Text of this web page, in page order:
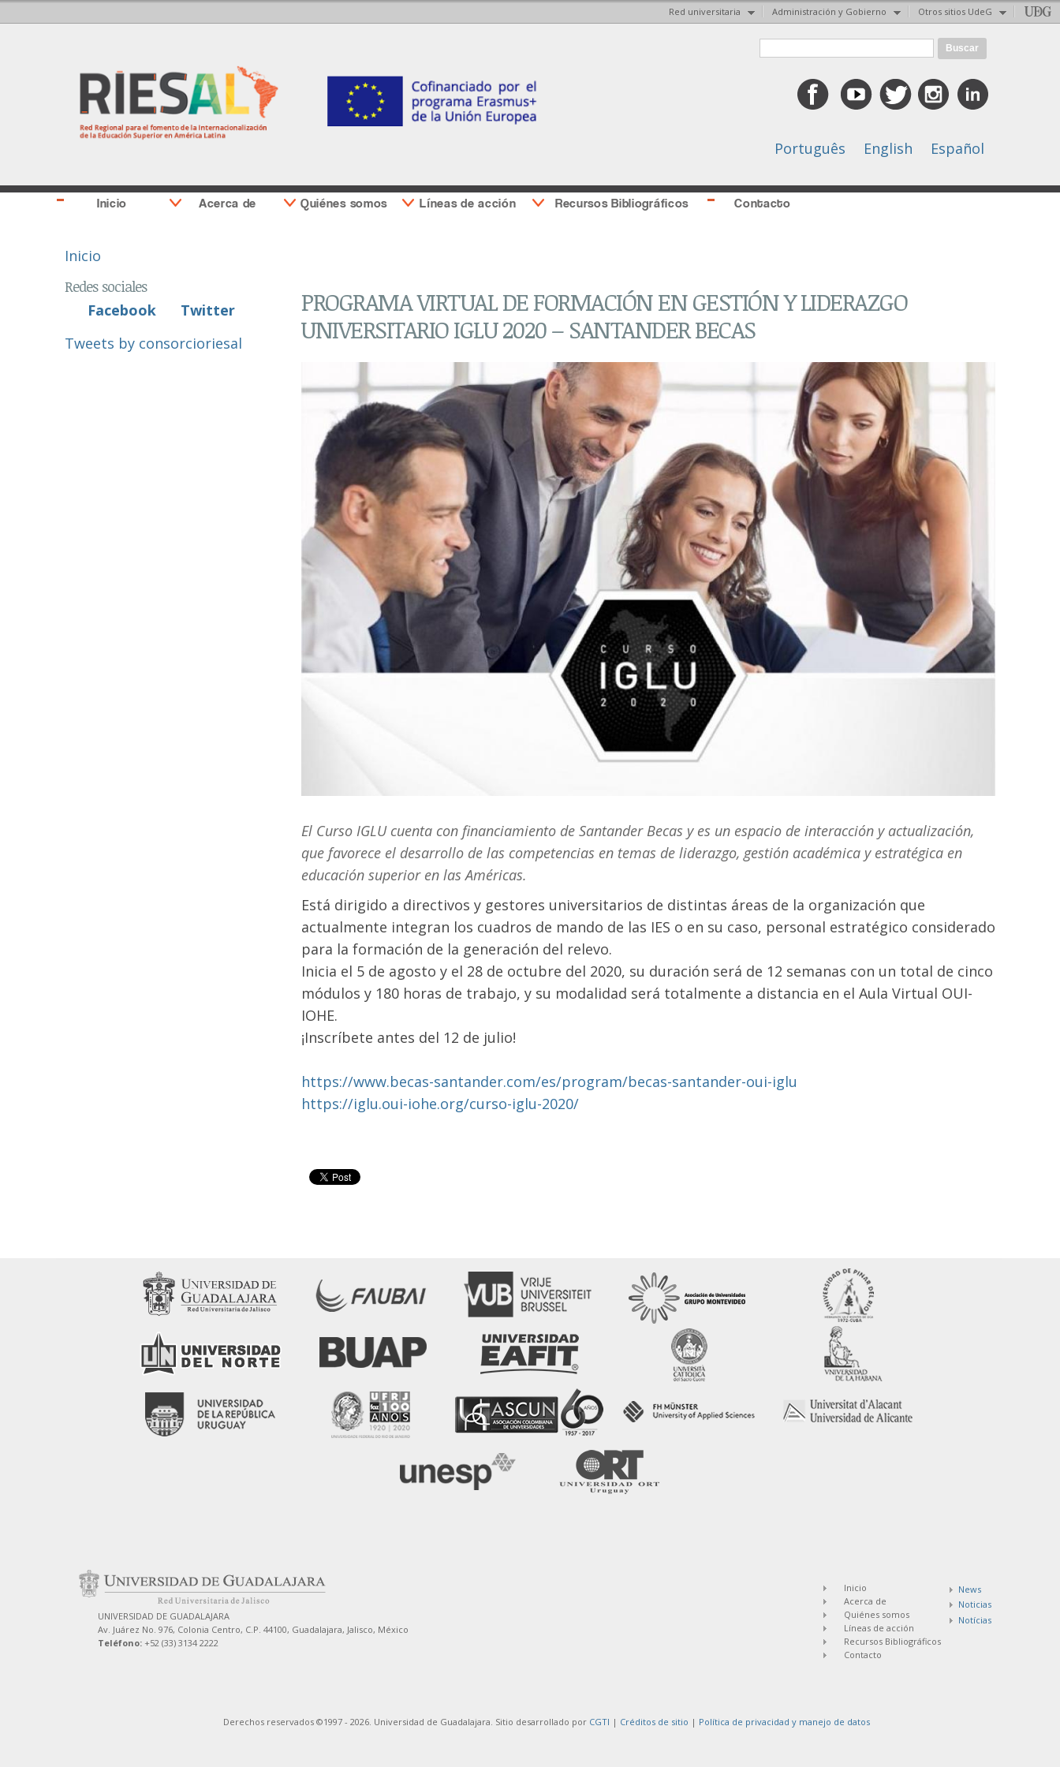
Red universitaria Administración y Gobierno Otros sitios UdeG
principal
lateral
derecha
Formulario de búsqueda
Português English Español
Inicio Acerca de Quiénes somos Líneas de acción Recursos Bibliográficos Contacto
Inicio
Redes sociales
Facebook
Twitter
Tweets by consorcioriesal
PROGRAMA VIRTUAL DE FORMACIÓN EN GESTIÓN Y LIDERAZGO
UNIVERSITARIO IGLU 2020 – SANTANDER BECAS
El Curso IGLU cuenta con financiamiento de Santander Becas y es un espacio de interacción y actualización,
que favorece el desarrollo de las competencias en temas de liderazgo, gestión académica y estratégica en
educación superior en las Américas.
Está dirigido a directivos y gestores universitarios de distintas áreas de la organización que
actualmente integran los cuadros de mando de las IES o en su caso, personal estratégico considerado
para la formación de la generación del relevo.
Inicia el 5 de agosto y el 28 de octubre del 2020, su duración será de 12 semanas con un total de cinco
módulos y 180 horas de trabajo, y su modalidad será totalmente a distancia en el Aula Virtual OUI-
IOHE.
¡Inscríbete antes del 12 de julio!
https://www.becas-santander.com/es/program/becas-santander-oui-iglu
https://iglu.oui-iohe.org/curso-iglu-2020/
UNIVERSIDAD DE GUADALAJARA
Av. Juárez No. 976, Colonia Centro, C.P. 44100, Guadalajara, Jalisco, México
Teléfono: +52 (33) 3134 2222
News
Noticias
Notícias
Inicio
Acerca de
Quiénes somos
Líneas de acción
Recursos Bibliográficos
Contacto
Derechos reservados ©1997 - 2026. Universidad de Guadalajara. Sitio desarrollado por CGTI | Créditos de sitio | Política de privacidad y manejo de datos